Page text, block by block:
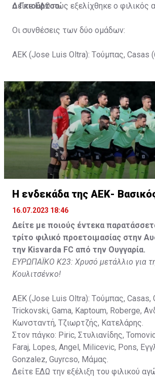
ο Γκιούρτσο.
ΔείτεΕΔΩπώς εξελίχθηκε ο φιλικός
Οι συνθέσεις των δύο ομάδων:
ΑΕΚ (Jose Luis Oltra): Tούμπας, Casas
Tomovic), Aνδρέου (65' Angel) ,
Τζιωρτζής (65' Faraj), Κατελάρης (65'
Στον πάγκο: Piric, Στυλιανίδης,
Faraj, Lopes, Angel, Milicevic, Pons,
Gonzalez, Guyrcso, Μάμας.
Κisvarda FC (Milos Kruscic): Kovacs,
Lippai, Alic, Kormendi, Makowski,
Spasic.
Στον πάγκο: Petkovic, Cipetic, Kovasic,
Vida, Otvos, Lucas, Camas, Mesanovic.
H ενδεκάδα της ΑΕΚ-
16.07.2023 18:46
Δείτε με ποιούς έντεκα
τρίτο φιλικό προετοιμασίας στην
την Kisvarda FC από την Ουγγαρία.
ΕΥΡΩΠΑΪΚΟ Κ23: Χρυσό μετάλλιο για
Κουλιτσένκο!
ΑΕΚ (Jose Luis Oltra): Tούμπας, Casas,
Trickovski, Gama, Κaptoum, Roberge,
Κωνσταντή, Τζιωρτζής, Κατελάρης.
Στον πάγκο: Piric, Στυλιανίδης,
Faraj, Lopes, Angel, Milicevic, Pons,
Gonzalez, Guyrcso, Μάμας.
Δείτε ΕΔΩ την εξέλιξη του φιλικού